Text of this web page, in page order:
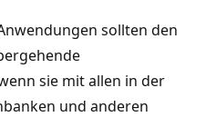
sollten den
sie mit allen in der
und anderen